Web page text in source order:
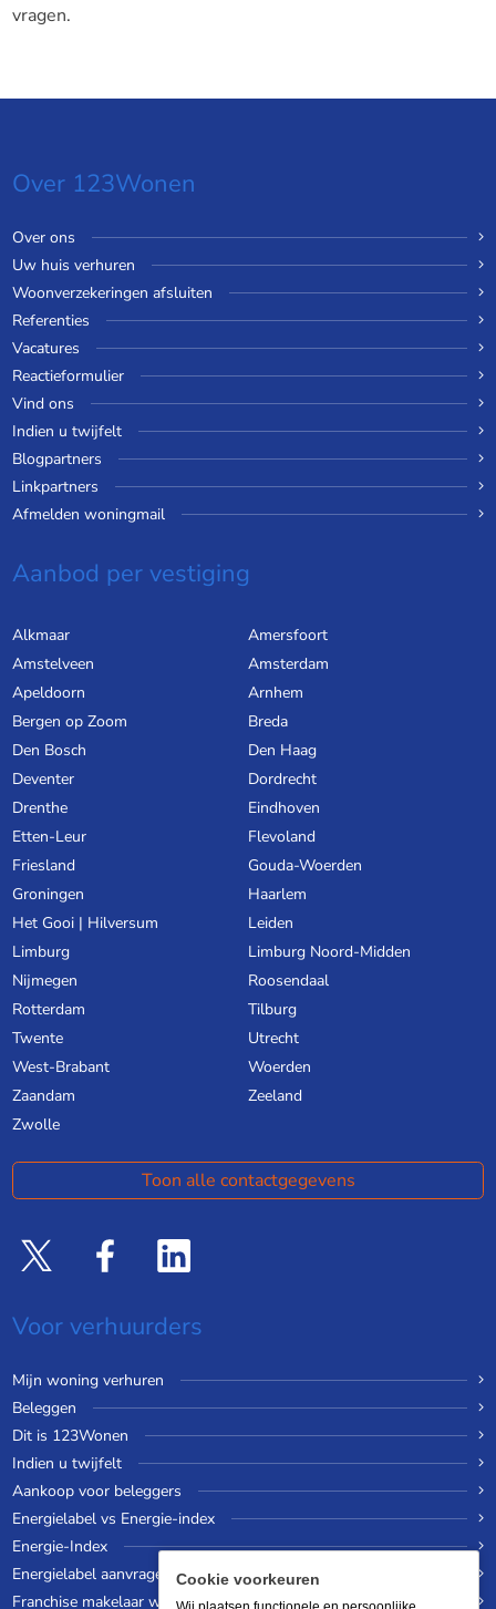
vragen.
Over 123Wonen
Over ons
Uw huis verhuren
Woonverzekeringen afsluiten
Referenties
Vacatures
Reactieformulier
Vind ons
Indien u twijfelt
Blogpartners
Linkpartners
Afmelden woningmail
Aanbod per vestiging
Alkmaar
Amersfoort
Amstelveen
Amsterdam
Apeldoorn
Arnhem
Bergen op Zoom
Breda
Den Bosch
Den Haag
Deventer
Dordrecht
Drenthe
Eindhoven
Etten-Leur
Flevoland
Friesland
Gouda-Woerden
Groningen
Haarlem
Het Gooi | Hilversum
Leiden
Limburg
Limburg Noord-Midden
Nijmegen
Roosendaal
Rotterdam
Tilburg
Twente
Utrecht
West-Brabant
Woerden
Zaandam
Zeeland
Zwolle
Toon alle contactgegevens
Voor verhuurders
Mijn woning verhuren
Beleggen
Dit is 123Wonen
Indien u twijfelt
Aankoop voor beleggers
Energielabel vs Energie-index
Energie-Index
Energielabel aanvragen
Franchise makelaar worden
Cookie voorkeuren